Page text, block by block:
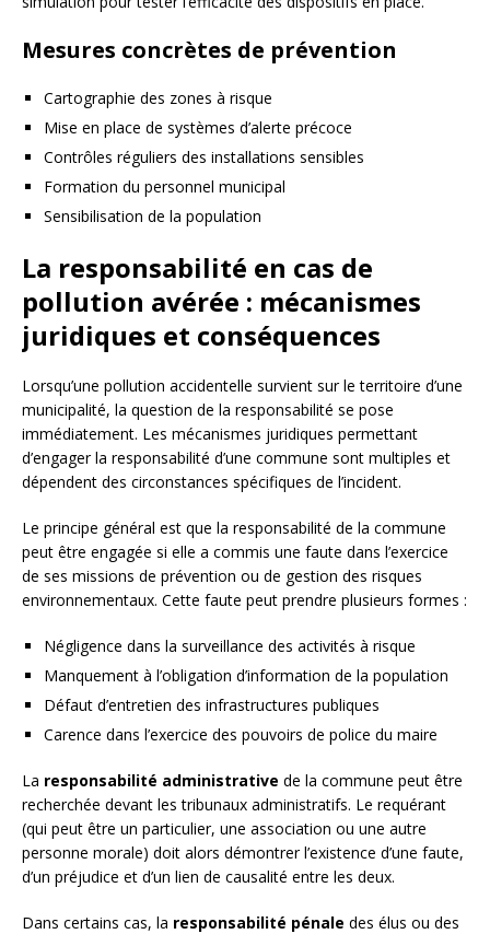
Mesures concrètes de prévention
Cartographie des zones à risque
Mise en place de systèmes d’alerte précoce
Contrôles réguliers des installations sensibles
Formation du personnel municipal
Sensibilisation de la population
La responsabilité en cas de
pollution avérée : mécanismes
juridiques et conséquences
Lorsqu’une pollution accidentelle survient sur le territoire d’une
municipalité, la question de la responsabilité se pose
immédiatement. Les mécanismes juridiques permettant
d’engager la responsabilité d’une commune sont multiples et
dépendent des circonstances spécifiques de l’incident.
Le principe général est que la responsabilité de la commune
peut être engagée si elle a commis une faute dans l’exercice
de ses missions de prévention ou de gestion des risques
environnementaux. Cette faute peut prendre plusieurs formes :
Négligence dans la surveillance des activités à risque
Manquement à l’obligation d’information de la population
Défaut d’entretien des infrastructures publiques
Carence dans l’exercice des pouvoirs de police du maire
La responsabilité administrative de la commune peut être
recherchée devant les tribunaux administratifs. Le requérant
(qui peut être un particulier, une association ou une autre
personne morale) doit alors démontrer l’existence d’une faute,
d’un préjudice et d’un lien de causalité entre les deux.
Dans certains cas, la responsabilité pénale des élus ou des